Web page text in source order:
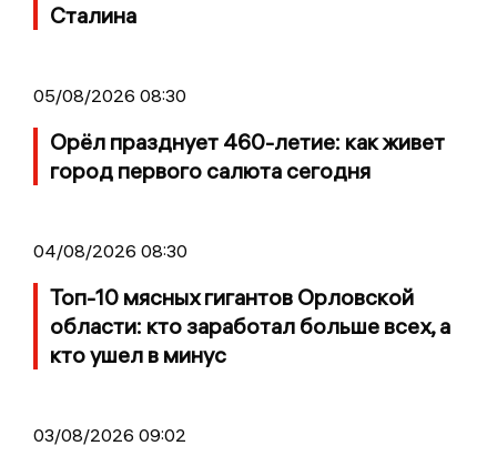
Сталина
05/08/2026 08:30
Орёл празднует 460-летие: как живет
город первого салюта сегодня
04/08/2026 08:30
Топ-10 мясных гигантов Орловской
области: кто заработал больше всех, а
кто ушел в минус
03/08/2026 09:02